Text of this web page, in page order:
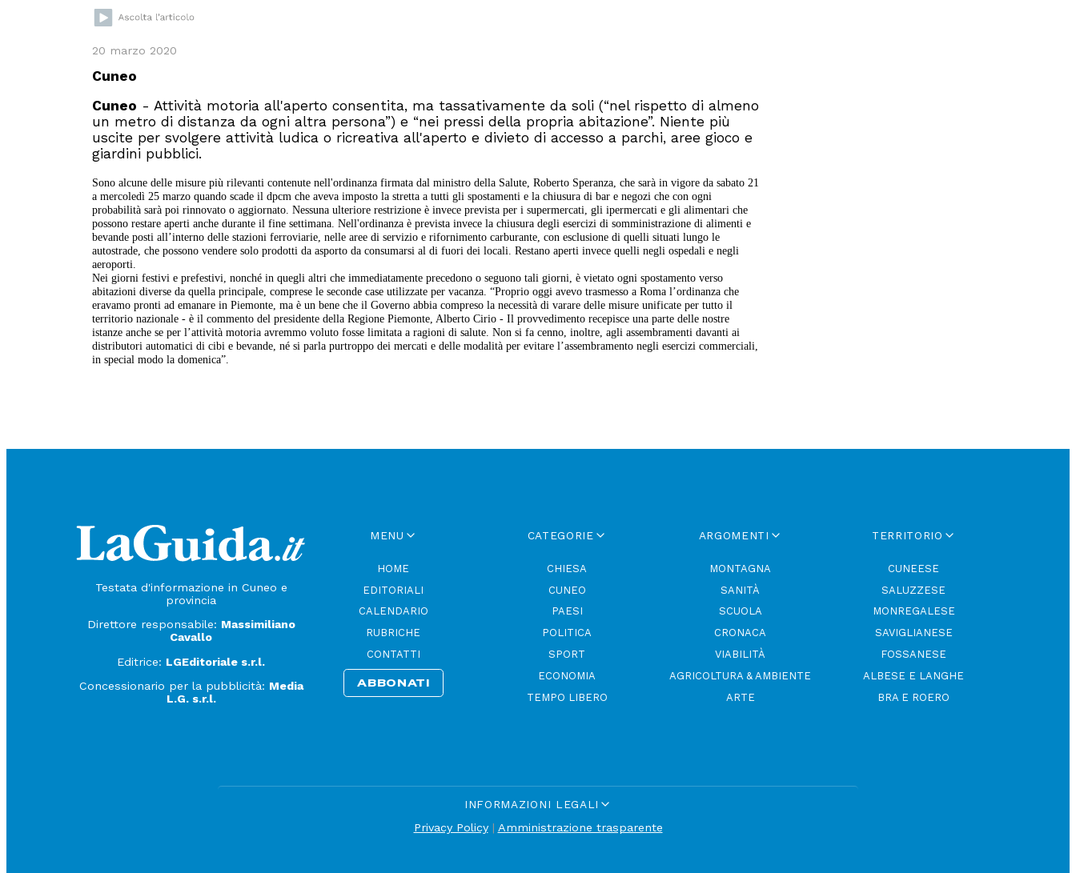
20 marzo 2020
Cuneo
Cuneo - Attività motoria all'aperto consentita, ma tassativamente da soli (“nel rispetto di almeno
un metro di distanza da ogni altra persona”) e “nei pressi della propria abitazione”. Niente più
uscite per svolgere attività ludica o ricreativa all'aperto e divieto di accesso a parchi, aree gioco e
giardini pubblici.
Sono alcune delle misure più rilevanti contenute nell'ordinanza firmata dal ministro della Salute, Roberto Speranza, che sarà in vigore da sabato 21
a mercoledì 25 marzo quando scade il dpcm che aveva imposto la stretta a tutti gli spostamenti e la chiusura di bar e negozi che con ogni
probabilità sarà poi rinnovato o aggiornato. Nessuna ulteriore restrizione è invece prevista per i supermercati, gli ipermercati e gli alimentari che
possono restare aperti anche durante il fine settimana. Nell'ordinanza è prevista invece la chiusura degli esercizi di somministrazione di alimenti e
bevande posti all’interno delle stazioni ferroviarie, nelle aree di servizio e rifornimento carburante, con esclusione di quelli situati lungo le
autostrade, che possono vendere solo prodotti da asporto da consumarsi al di fuori dei locali. Restano aperti invece quelli negli ospedali e negli
aeroporti.
Nei giorni festivi e prefestivi, nonché in quegli altri che immediatamente precedono o seguono tali giorni, è vietato ogni spostamento verso
abitazioni diverse da quella principale, comprese le seconde case utilizzate per vacanza. “Proprio oggi avevo trasmesso a Roma l’ordinanza che
eravamo pronti ad emanare in Piemonte, ma è un bene che il Governo abbia compreso la necessità di varare delle misure unificate per tutto il
territorio nazionale - è il commento del presidente della Regione Piemonte, Alberto Cirio - Il provvedimento recepisce una parte delle nostre
istanze anche se per l’attività motoria avremmo voluto fosse limitata a ragioni di salute. Non si fa cenno, inoltre, agli assembramenti davanti ai
distributori automatici di cibi e bevande, né si parla purtroppo dei mercati e delle modalità per evitare l’assembramento negli esercizi commerciali,
in special modo la domenica”.
Testata d'informazione in Cuneo e
provincia
Direttore responsabile: Massimiliano
Cavallo
Editrice: LGEditoriale s.r.l.
Concessionario per la pubblicità: Media
L.G. s.r.l.
MENU
HOME
EDITORIALI
CALENDARIO
RUBRICHE
CONTATTI
ABBONATI
CATEGORIE
CHIESA
CUNEO
PAESI
POLITICA
SPORT
ECONOMIA
TEMPO LIBERO
ARGOMENTI
MONTAGNA
SANITÀ
SCUOLA
CRONACA
VIABILITÀ
AGRICOLTURA & AMBIENTE
ARTE
TERRITORIO
CUNEESE
SALUZZESE
MONREGALESE
SAVIGLIANESE
FOSSANESE
ALBESE E LANGHE
BRA E ROERO
INFORMAZIONI LEGALI
Privacy Policy| Amministrazione trasparente